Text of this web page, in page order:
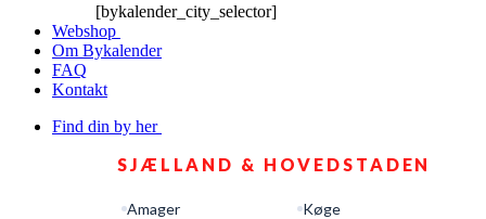
[bykalender_city_selector]
Webshop
Om Bykalender
FAQ
Kontakt
Find din by her
SJÆLLAND & HOVEDSTADEN
Amager
Køge